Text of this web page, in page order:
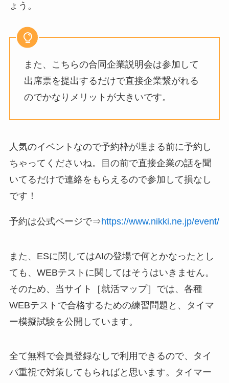
ょう。
また、こちらの合同企業説明会は参加して
出席票を提出するだけで直接企業繋がれる
のでかなりメリットが大きいです。
人気のイベントなので予約枠が埋まる前に予約し
ちゃってくださいね。目の前で直接企業の話を聞
いてるだけで連絡をもらえるので参加して損なし
です！
予約は公式ページで⇒https://www.nikki.ne.jp/event/
また、ESに関してはAIの登場で何とかなったとし
ても、WEBテストに関してはそうはいきません。
そのため、当サイト［就活マップ］では、各種
WEBテストで合格するための練習問題と、タイマ
ー模擬試験を公開しています。
全て無料で会員登録なしで利用できるので、タイ
パ重視で対策してもらればと思います。タイマー